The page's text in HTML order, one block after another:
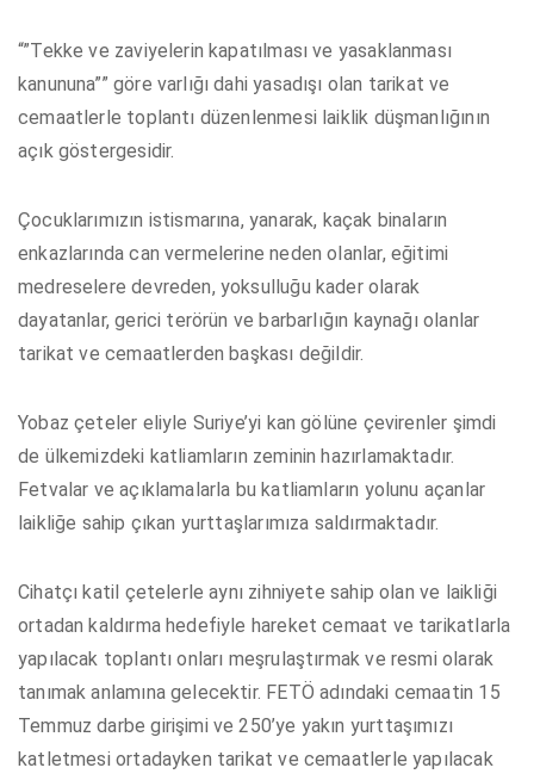
“”Tekke ve zaviyelerin kapatılması ve yasaklanması
kanununa”” göre varlığı dahi yasadışı olan tarikat ve
cemaatlerle toplantı düzenlenmesi laiklik düşmanlığının
açık göstergesidir.
Çocuklarımızın istismarına, yanarak, kaçak binaların
enkazlarında can vermelerine neden olanlar, eğitimi
medreselere devreden, yoksulluğu kader olarak
dayatanlar, gerici terörün ve barbarlığın kaynağı olanlar
tarikat ve cemaatlerden başkası değildir.
Yobaz çeteler eliyle Suriye’yi kan gölüne çevirenler şimdi
de ülkemizdeki katliamların zeminin hazırlamaktadır.
Fetvalar ve açıklamalarla bu katliamların yolunu açanlar
laikliğe sahip çıkan yurttaşlarımıza saldırmaktadır.
Cihatçı katil çetelerle aynı zihniyete sahip olan ve laikliği
ortadan kaldırma hedefiyle hareket cemaat ve tarikatlarla
yapılacak toplantı onları meşrulaştırmak ve resmi olarak
tanımak anlamına gelecektir. FETÖ adındaki cemaatin 15
Temmuz darbe girişimi ve 250’ye yakın yurttaşımızı
katletmesi ortadayken tarikat ve cemaatlerle yapılacak